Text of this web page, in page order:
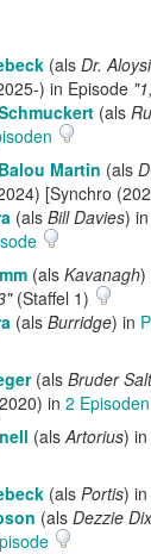
(als Dr.
) in Episode
(als
Martin (als
[Synchro
(als Bill Davies) in
(als Kavanagh)
(Staffel 1)
(als Burridge) in
(als Bruder Salt
in 2 Episoden
(alsArtorius) in
(als Portis) in
(als Dezzie